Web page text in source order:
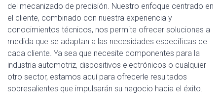
del mecanizado de precisión. Nuestro enfoque centrado en
el cliente, combinado con nuestra experiencia y
conocimientos técnicos, nos permite ofrecer soluciones a
medida que se adaptan a las necesidades específicas de
cada cliente. Ya sea que necesite componentes para la
industria automotriz, dispositivos electrónicos o cualquier
otro sector, estamos aquí para ofrecerle resultados
sobresalientes que impulsarán su negocio hacia el éxito.